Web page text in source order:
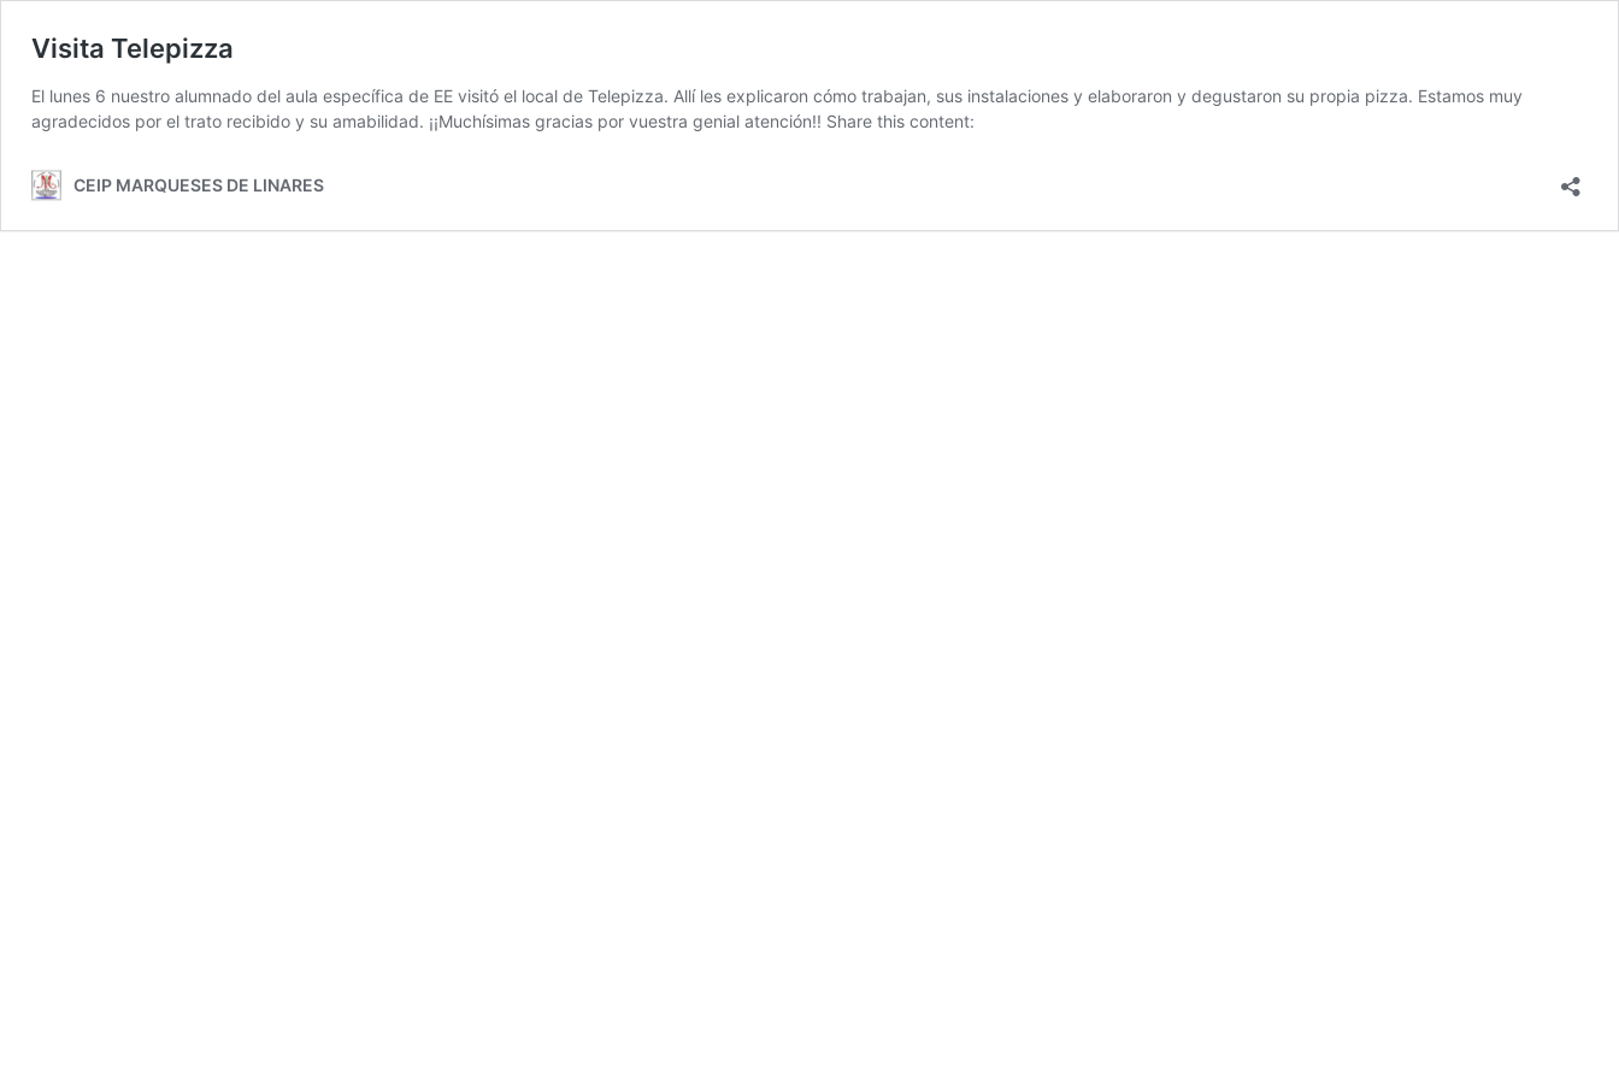
Visita Telepizza
El lunes 6 nuestro alumnado del aula específica de EE visitó el local de Telepizza. Allí les explicaron cómo trabajan, sus instalaciones y elaboraron y degustaron su propia pizza. Estamos muy
agradecidos por el trato recibido y su amabilidad. ¡¡Muchísimas gracias por vuestra genial atención!! Share this content:
CEIP MARQUESES DE LINARES